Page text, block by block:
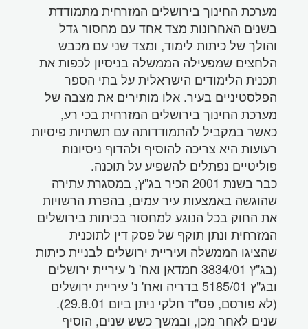
מערכת החינוך בירושלים המזרחית מתמודדת
בשנים האחרונות מצד אחד עם מחסור גדל
והולך של כיתות לימוד, ומצד שני עם מכבש
הלחצים שמפעילה הממשלה בניסיון לכפות את
תכנית הלימודים הישראלית על בתי הספר
הפלסטיניים בעיר. אלו מותירים את מצבה של
מערכת החינוך בירושלים המזרחית בכי רע,
כאשר במקביל להתמודדותה עם תשתיות פיסיות
רעועות היא צריכה להוסיף ולהדוף ניסיונות
פוליטיים נפתלים להשפיע על תוכנה.
כבר בשנת 2001 הכיר בג"ץ, במסגרת עתירה
שהוגשה באמצעות עיר עמים, בהפרת הרשויות
את החוק בכל הנוגע למחסור בכיתות בירושלים
המזרחית ונתן תוקף של פסק דין לתוכנית
שהציגו הממשלה ועיריית ירושלים לבניית כיתות
(בג"ץ 3834/01 חמדאן ואח' נ' עיריית ירושלים
ובג"ץ 5185/01 בדריה ואח' נ' עיריית ירושלים
(לא פורסם, פס"ד חלקי ניתן ביום 29.8.01).
שנים לאחר מכן, ובמשך כשש שנים, הוסיף